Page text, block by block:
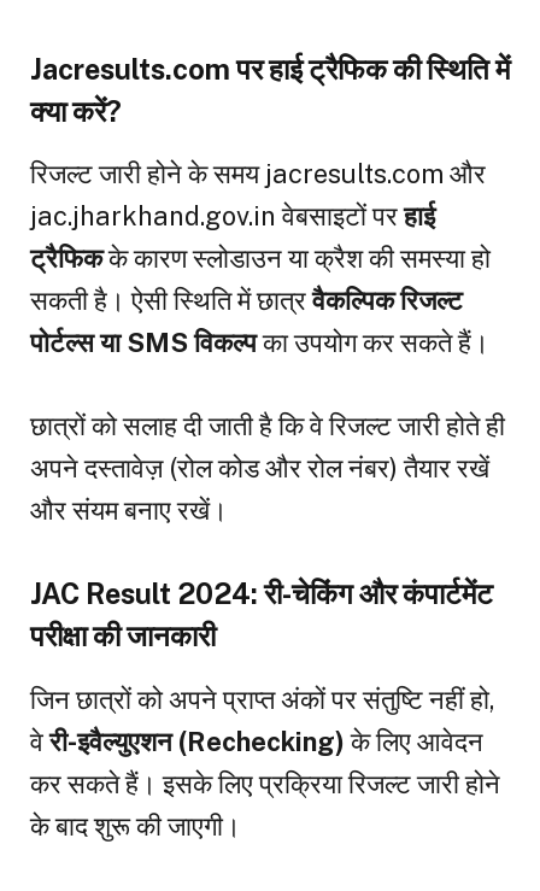
Jacresults.com पर हाई ट्रैफिक की स्थिति में
क्या करें?
रिजल्ट जारी होने के समय jacresults.com और
jac.jharkhand.gov.in वेबसाइटों परहाई
ट्रैफिकके कारण स्लोडाउन या क्रैश की समस्या हो
सकती है। ऐसी स्थिति में छात्रवैकल्पिक रिजल्ट
पोर्टल्स या SMS विकल्पका उपयोग कर सकते हैं।
छात्रों को सलाह दी जाती है कि वे रिजल्ट जारी होते ही
अपने दस्तावेज़ (रोल कोड और रोल नंबर) तैयार रखें
और संयम बनाए रखें।
JAC Result 2024: री-चेकिंग और कंपार्टमेंट
परीक्षा की जानकारी
जिन छात्रों को अपने प्राप्त अंकों पर संतुष्टि नहीं हो,
वेरी-इवैल्युएशन (Rechecking)के लिए आवेदन
कर सकते हैं। इसके लिए प्रक्रिया रिजल्ट जारी होने
के बाद शुरू की जाएगी।